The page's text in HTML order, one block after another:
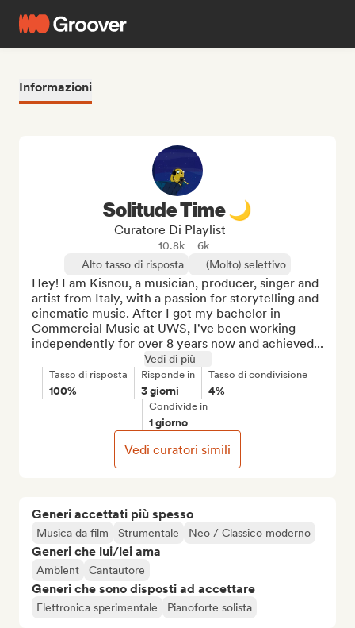
Informazioni
Generi accettati più spesso
Musica da film Strumentale Neo / Classico moderno
Generi che lui/lei ama
Ambient Cantautore
Generi che sono disposti ad accettare
Elettronica sperimentale Pianoforte solista
Solitude Time 🌙
Curatore Di Playlist
10.8k
6k
Alto tasso di risposta
(Molto) selettivo
Hey! I am Kisnou, a musician, producer, singer and
artist from Italy, with a passion for storytelling and
cinematic music. After I got my bachelor in
Commercial Music at UWS, I've been working
independently for over 8 years now and achieved...
Vedi di più
Tasso di risposta
100%
Risponde in
3 giorni
Tasso di condivisione
4%
Condivide in
1 giorno
Vedi curatori simili